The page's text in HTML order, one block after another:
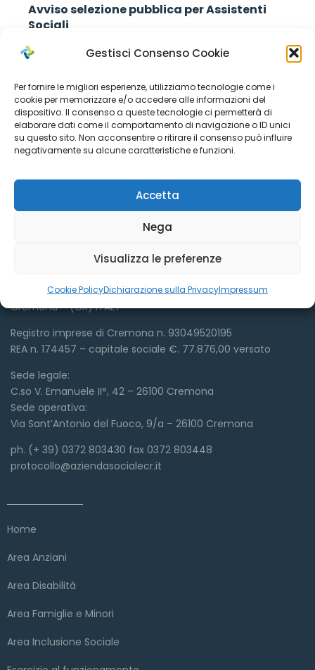
Gestisci Consenso Cookie
Per fornire le migliori esperienze, utilizziamo tecnologie come i
cookie per memorizzare e/o accedere alle informazioni del
dispositivo. Il consenso a queste tecnologie ci permetterà di
elaborare dati come il comportamento di navigazione o ID unici
su questo sito. Non acconsentire o ritirare il consenso può influire
negativamente su alcune caratteristiche e funzioni.
Accetta
Nega
Visualizza le preferenze
Cookie PolicyDichiarazione sulla PrivacyImpressum
Avviso selezione pubblica per Assistenti
Sociali
Dove siamo
Via Sant’Antonio del Fuoco, 9
Cremona – (CR) ITALY
Registro imprese di Cremona n. 93049520195
REA n. 174457 – capitale sociale €. 77.876,00 versato
Sede legale:
C.so V. Emanuele II°, 42 – 26100 Cremona
Sede operativa:
Via Sant’Antonio del Fuoco, 9/a – 26100 Cremona
ph. (+ 39) 0372 803430 fax 0372 803448
protocollo@aziendasocialecr.it
Home
Area Anziani
Area Disabilità
Area Famiglie e Minori
Area Inclusione Sociale